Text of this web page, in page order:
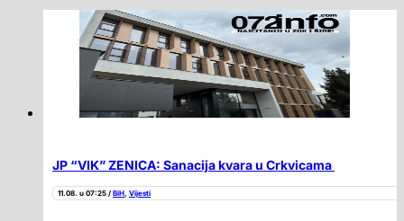
JP “VIK” ZENICA: Sanacija kvara u Crkvicama
11.08. u 07:25 / BiH, Vijesti